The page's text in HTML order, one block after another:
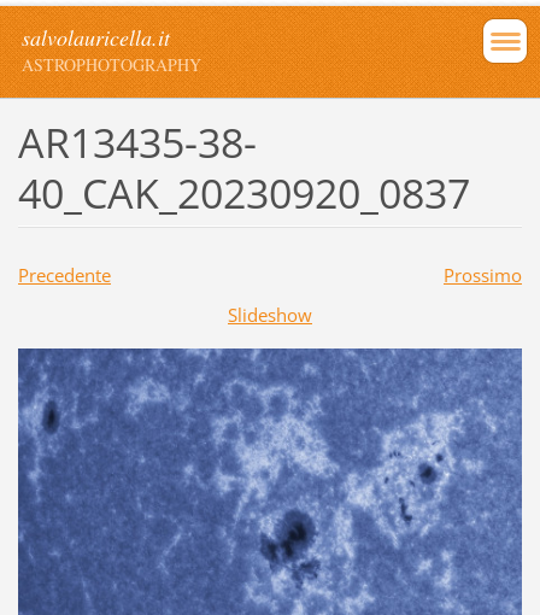
salvolauricella.it
ASTROPHOTOGRAPHY
AR13435-38-
40_CAK_20230920_0837
Precedente
Prossimo
Slideshow